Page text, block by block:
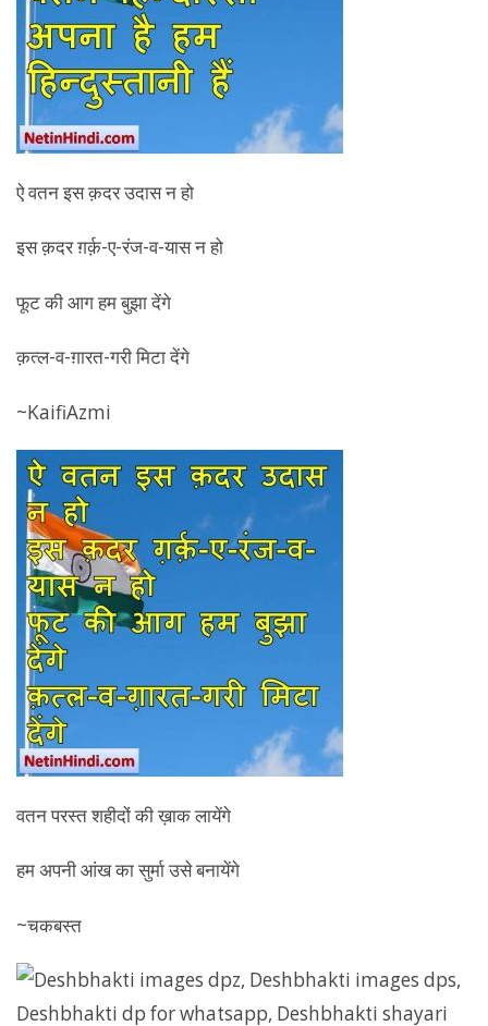
ऐ वतन इस क़दर उदास न हो
इस क़दर ग़र्क़-ए-रंज-व-यास न हो
फूट की आग हम बुझा देंगे
क़त्ल-व-ग़ारत-गरी मिटा देंगे
~KaifiAzmi
‏वतन परस्त शहीदों की ख़ाक लायेंगे
हम अपनी आंख का सुर्मा उसे बनायेंगे
~चकबस्त